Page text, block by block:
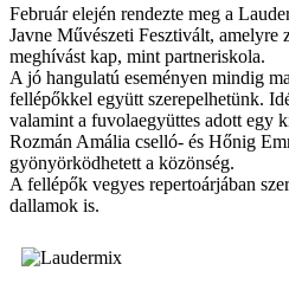
Február elején rendezte meg a
Javne Művészeti Fesztivált, amelyre
meghívást kap, mint partneriskola.
A jó hangulatú eseményen mindig
fellépőkkel együtt szerepelhetünk.
valamint a fuvolaegyüttes adott egy
Rozmán Amália cselló- és Hőnig
gyönyörködhetett a közönség.
A fellépők vegyes repertoárjában
dallamok is.